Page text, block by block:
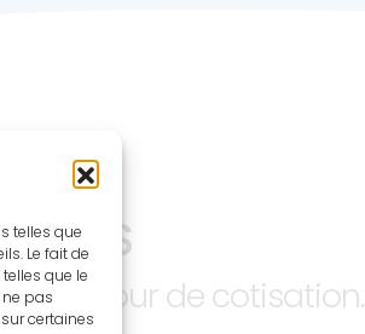
telles que
Le fait de
que le
pas
certaines
à jour de cotisation.